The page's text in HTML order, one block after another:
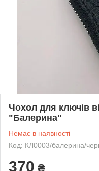
Чохол для ключів
"Балерина"
Немає в наявності
Код: КЛ0003/балерина/
370 ₴